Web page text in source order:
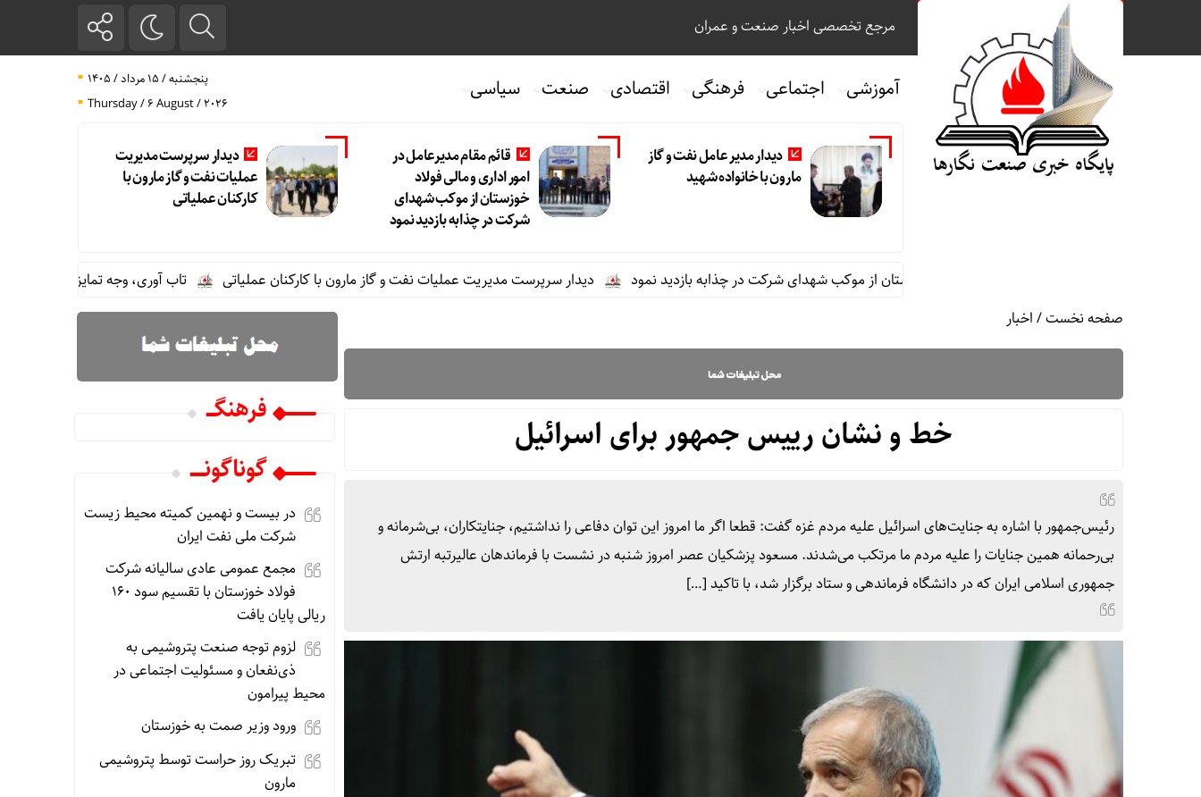
مرجع تخصصی اخبار صنعت و عمران
آموزشی اجتماعی فرهنگی اقتصادی صنعت سیاسی
پنجشنبه / ۱۵ مرداد / ۱۴۰۵
Thursday / 6 August / 2026
دیدار مدیر عامل نفت و گاز
مارون با خانواده شهید
قائم مقام مدیرعامل در
امور اداری و مالی فولاد
خوزستان از موکب شهدای
شرکت در چذابه بازدید نمود
دیدار سرپرست مدیریت
عملیات نفت و گاز مارون با
کارکنان عملیاتی
مدیرعامل در امور اداری و مالی فولاد خوزستان از موکب شهدای شرکت در چذابه بازدید نمود دیدار سرپرست مدیریت عملیات نفت و گاز مارون با کارکنان عملیاتی
تاب آوری، وجه تمایز تازه پتروشیمی مارون
صفحه نخست/اخبار
خط و نشان رییس جمهور برای اسرائیل
رئیس‌جمهور با اشاره به جنایت‌های اسرائیل علیه مردم غزه گفت: قطعا اگر ما امروز این توان دفاعی را نداشتیم، جنایتکاران، بی‌شرمانه و
بی‌رحمانه همین جنایات را علیه مردم ما مرتکب می‌شدند. مسعود پزشکیان عصر امروز شنبه در نشست با فرماندهان عالیرتبه ارتش
جمهوری اسلامی ایران که در دانشگاه فرماندهی و ستاد برگزار شد، با تاکید […]
فرهنگـــ
گوناگونـــــ
در بیست و نهمین کمیته محیط زیست
شرکت ملی نفت ایران
مجمع عمومی عادی سالیانه شرکت
فولاد خوزستان با تقسیم سود ۱۶۰
ریالی پایان یافت
لزوم توجه صنعت پتروشیمی به
ذی‌نفعان و مسئولیت اجتماعی در
محیط پیرامون
ورود وزیر صمت به خوزستان
تبریک روز حراست توسط پتروشیمی
مارون